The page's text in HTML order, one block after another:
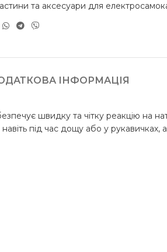
та аксесуари для
ІНФОРМАЦІЯ
швидку та чітку реакцію на
під час дощу або у